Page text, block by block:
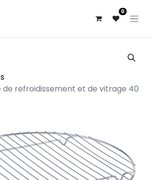
0
de refroidissement et de vitrage 40